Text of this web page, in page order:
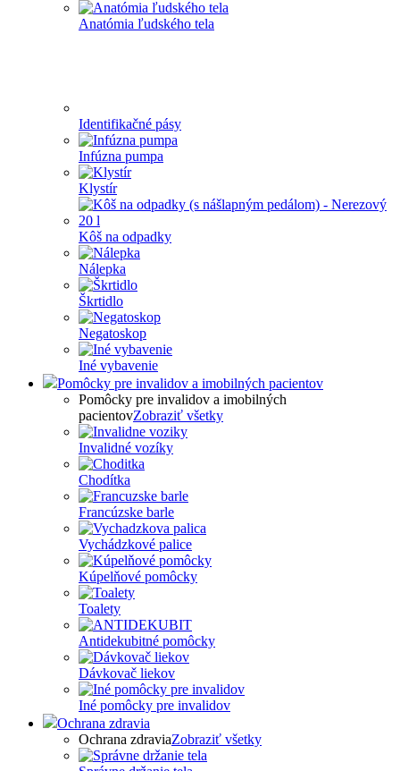
Anatómia ľudského tela
Identifikačné pásy
Infúzna pumpa
Klystír
Kôš na odpadky
Nálepka
Škrtidlo
Negatoskop
Iné vybavenie
Pomôcky pre invalidov a imobilných pacientov
Pomôcky pre invalidov a imobilných
pacientovZobraziť všetky
Invalidné vozíky
Chodítka
Francúzske barle
Vychádzkové palice
Kúpelňové pomôcky
Toalety
Antidekubitné pomôcky
Dávkovač liekov
Iné pomôcky pre invalidov
Ochrana zdravia
Ochrana zdraviaZobraziť všetky